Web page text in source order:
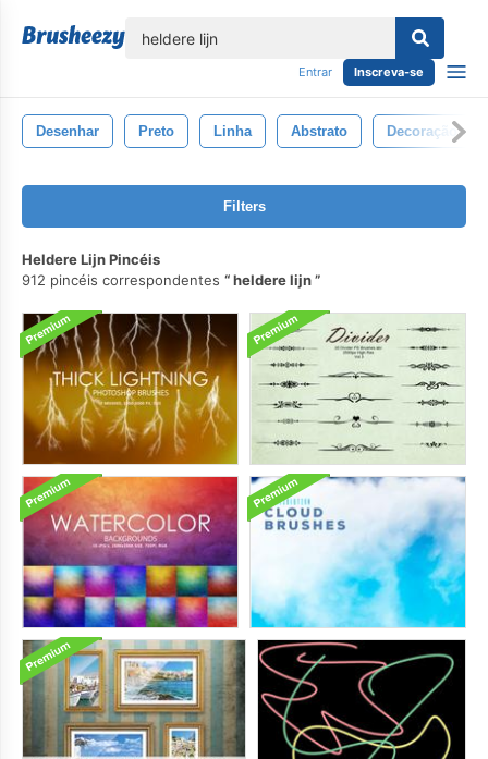
Entrar Inscreva-se
Desenhar Preto Linha Abstrato Decoração
Filters
Heldere Lijn Pincéis
912 pincéis correspondentes
heldere lijn